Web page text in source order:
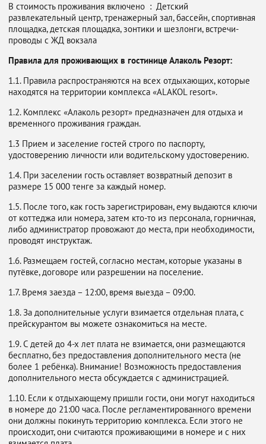
В стоимость проживания включено : Детский
развлекательный центр, тренажерный зал, бассейн, спортивная
площадка, детская площадка, зонтики и шезлонги, встречи-
проводы с ЖД вокзала
Правила для проживающих в гостинице Алаколь Резорт:
1.1. Правила распространяются на всех отдыхающих, которые
находятся на территории комплекса «ALAKOL resort».
1.2. Комплекс «Алаколь резорт» предназначен для отдыха и
временного проживания граждан.
1.3 Прием и заселение гостей строго по паспорту,
удостоверению личности или водительскому удостоверению.
1.4. При заселении гость оставляет возвратный депозит в
размере 15 000 тенге за каждый номер.
1.5. После того, как гость зарегистрирован, ему выдаются ключи
от коттеджа или номера, затем кто-то из персонала, горничная,
либо администратор провожают до места, при необходимости,
проводят инструктаж.
1.6. Размещаем гостей, согласно местам, которые указаны в
путёвке, договоре или разрешении на поселение.
1.7. Время заезда – 12:00, время выезда – 09:00.
1.8. За дополнительные услуги взимается отдельная плата, с
прейскурантом вы можете ознакомиться на месте.
1.9. С детей до 4-х лет плата не взимается, они размещаются
бесплатно, без предоставления дополнительного места (не
более 1 ребёнка). Внимание! Возможность предоставления
дополнительного места обсуждается с администрацией.
1.10. Если к отдыхающему пришли гости, они могут находиться
в номере до 21:00 часа. После регламентированного времени
они должны покинуть территорию комплекса. Если этого не
происходит, они считаются проживающими в номере и с них